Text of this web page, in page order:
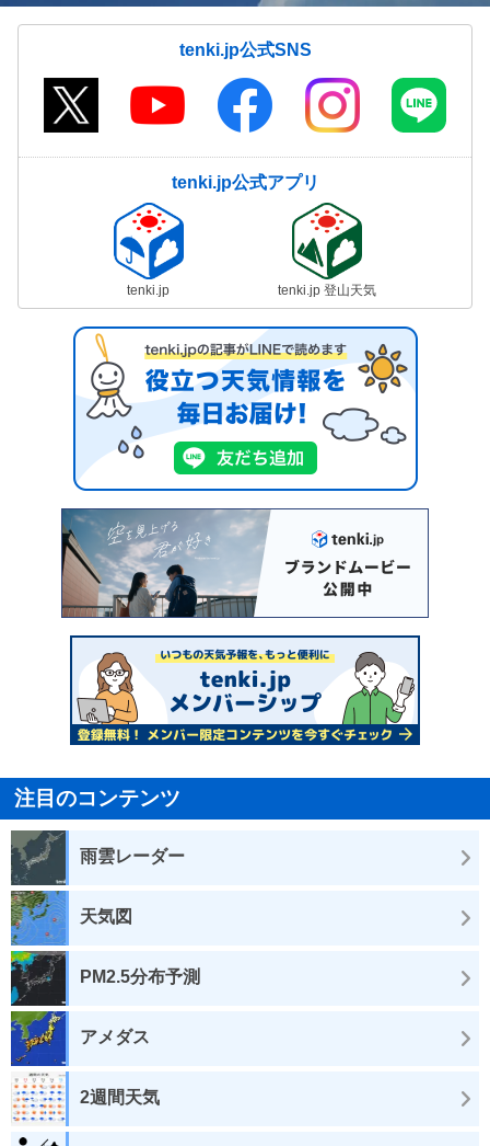
tenki.jp公式SNS
tenki.jp公式アプリ
tenki.jp tenki.jp 登山天気
注目のコンテンツ
雨雲レーダー
天気図
PM2.5分布予測
アメダス
2週間天気